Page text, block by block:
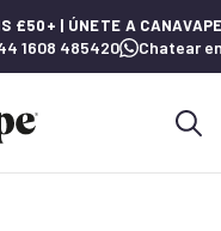
£50+ | ÚNETE A
1608 485420 Chatear